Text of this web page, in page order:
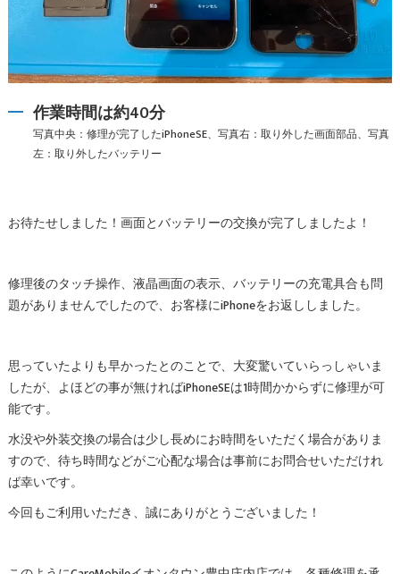
作業時間は約40分
写真中央：修理が完了したiPhoneSE、写真右：取り外した画面部品、写真
左：取り外したバッテリー
お待たせしました！画面とバッテリーの交換が完了しましたよ！
修理後のタッチ操作、液晶画面の表示、バッテリーの充電具合も問
題がありませんでしたので、お客様にiPhoneをお返ししました。
思っていたよりも早かったとのことで、大変驚いていらっしゃいま
したが、よほどの事が無ければiPhoneSEは1時間かからずに修理が可
能です。
水没や外装交換の場合は少し長めにお時間をいただく場合がありま
すので、待ち時間などがご心配な場合は事前にお問合せいただけれ
ば幸いです。
今回もご利用いただき、誠にありがとうございました！